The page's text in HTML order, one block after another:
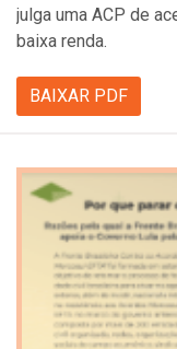
julga uma ACP de
baixa renda.
BAIXAR PDF